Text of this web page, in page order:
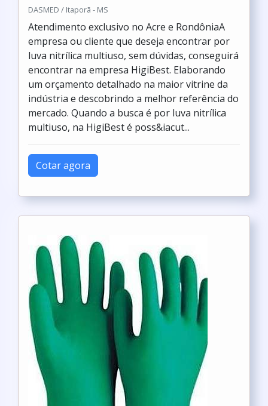
DASMED / Itaporã - MS
Atendimento exclusivo no Acre e RondôniaA
empresa ou cliente que deseja encontrar por
luva nitrílica multiuso, sem dúvidas, conseguirá
encontrar na empresa HigiBest. Elaborando
um orçamento detalhado na maior vitrine da
indústria e descobrindo a melhor referência do
mercado. Quando a busca é por luva nitrílica
multiuso, na HigiBest é poss&iacut...
Cotar agora